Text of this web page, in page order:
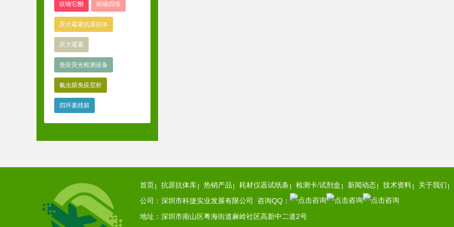
呋喃它酮 呋喃四项
庆大霉素抗原抗体
庆大霉素
免疫荧光检测设备
氟虫腈免疫层析
四环素残留
首页 抗原抗体库 热销产品 耗材仪器试纸条 检测卡/试剂盒 新闻动态 技术资料 关于我们
公司：深圳市科捷实业发展有限公司 咨询QQ：
地址：深圳市南山区粤海街道麻岭社区高新中二道2号